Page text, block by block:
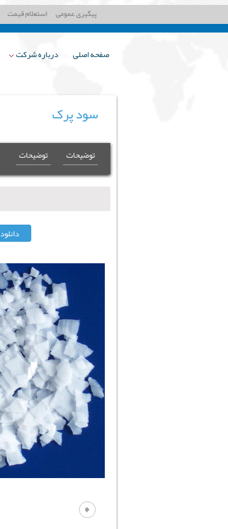
استعلام قیمت پیگیری عمومی
صفحه اصلی درباره شرکت
سود پرک
توضیحات توضیحات
دانلود